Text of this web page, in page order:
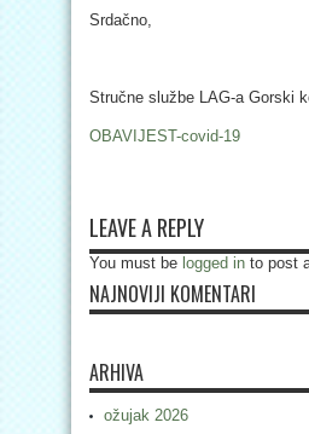
Srdačno,
Stručne službe LAG-a Gorski
OBAVIJEST-covid-19
LEAVE A REPLY
You must be logged in to post
NAJNOVIJI KOMENTARI
ARHIVA
ožujak 2026